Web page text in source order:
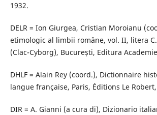
1932.
DELR = Ion Giurgea, Cristian Moroianu
etimologic al limbii române, vol. II, litera
(Clac-Cyborg), București, Editura
DHLF = Alain Rey (coord.), Dictionnaire
langue française, Paris, Éditions Le
DIR = A. Gianni (a cura di), Dizionario